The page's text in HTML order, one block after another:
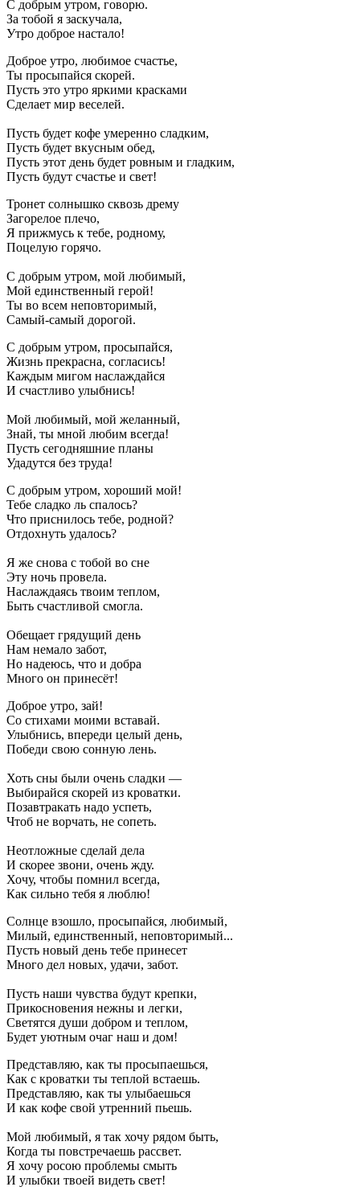
С добрым утром, говорю.
За тобой я заскучала,
Утро доброе настало!
Доброе утро, любимое счастье,
Ты просыпайся скорей.
Пусть это утро яркими красками
Сделает мир веселей.
Пусть будет кофе умеренно сладким,
Пусть будет вкусным обед,
Пусть этот день будет ровным и гладким,
Пусть будут счастье и свет!
Тронет солнышко сквозь дрему
Загорелое плечо,
Я прижмусь к тебе, родному,
Поцелую горячо.
С добрым утром, мой любимый,
Мой единственный герой!
Ты во всем неповторимый,
Самый-самый дорогой.
С добрым утром, просыпайся,
Жизнь прекрасна, согласись!
Каждым мигом наслаждайся
И счастливо улыбнись!
Мой любимый, мой желанный,
Знай, ты мной любим всегда!
Пусть сегодняшние планы
Удадутся без труда!
С добрым утром, хороший мой!
Тебе сладко ль спалось?
Что приснилось тебе, родной?
Отдохнуть удалось?
Я же снова с тобой во сне
Эту ночь провела.
Наслаждаясь твоим теплом,
Быть счастливой смогла.
Обещает грядущий день
Нам немало забот,
Но надеюсь, что и добра
Много он принесёт!
Доброе утро, зай!
Со стихами моими вставай.
Улыбнись, впереди целый день,
Победи свою сонную лень.
Хоть сны были очень сладки —
Выбирайся скорей из кроватки.
Позавтракать надо успеть,
Чтоб не ворчать, не сопеть.
Неотложные сделай дела
И скорее звони, очень жду.
Хочу, чтобы помнил всегда,
Как сильно тебя я люблю!
Солнце взошло, просыпайся, любимый,
Милый, единственный, неповторимый...
Пусть новый день тебе принесет
Много дел новых, удачи, забот.
Пусть наши чувства будут крепки,
Прикосновения нежны и легки,
Светятся души добром и теплом,
Будет уютным очаг наш и дом!
Представляю, как ты просыпаешься,
Как с кроватки ты теплой встаешь.
Представляю, как ты улыбаешься
И как кофе свой утренний пьешь.
Мой любимый, я так хочу рядом быть,
Когда ты повстречаешь рассвет.
Я хочу росою проблемы смыть
И улыбки твоей видеть свет!